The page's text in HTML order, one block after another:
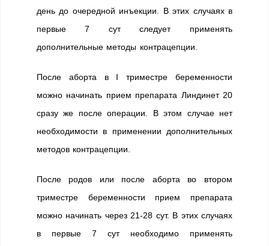
день до очередной инъекции. В этих случаях в
первые 7 сут следует применять
дополнительные методы контрацепции.
После аборта в I триместре беременности
можно начинать прием препарата Линдинет 20
сразу же после операции. В этом случае нет
необходимости в применении дополнительных
методов контрацепции.
После родов или после аборта во втором
триместре беременности прием препарата
можно начинать через 21-28 сут. В этих случаях
в первые 7 сут необходимо применять